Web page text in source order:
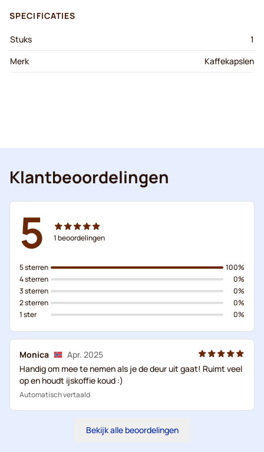
SPECIFICATIES
Stuks
1
Merk
Kaffekapslen
Klantbeoordelingen
5 1beoordelingen
5 sterren
4 sterren
3 sterren
2 sterren
1 ster
100%
0%
0%
0%
0%
Monica
Apr. 2025
Handig om mee te nemen als je de deur uit gaat! Ruimt veel
op en houdt ijskoffie koud :)
Automatisch vertaald
Bekijk alle beoordelingen